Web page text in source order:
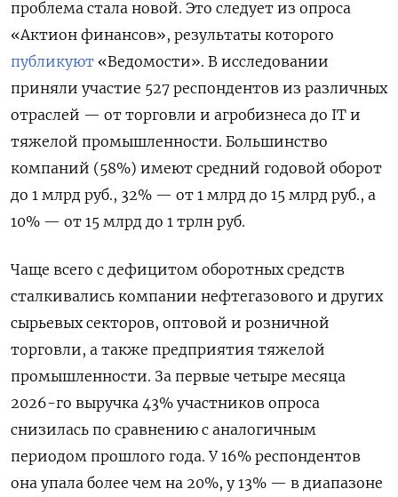
проблема стала новой. Это следует из опроса
«Актион финансов», результаты которого
публикуют «Ведомости». В исследовании
приняли участие 527 респондентов из различных
отраслей — от торговли и агробизнеса до IT и
тяжелой промышленности. Большинство
компаний (58%) имеют средний годовой оборот
до 1 млрд руб., 32% — от 1 млрд до 15 млрд руб., а
10% — от 15 млрд до 1 трлн руб.
Чаще всего с дефицитом оборотных средств
сталкивались компании нефтегазового и других
сырьевых секторов, оптовой и розничной
торговли, а также предприятия тяжелой
промышленности. За первые четыре месяца
2026-го выручка 43% участников опроса
снизилась по сравнению с аналогичным
периодом прошлого года. У 16% респондентов
она упала более чем на 20%, у 13% — в диапазоне